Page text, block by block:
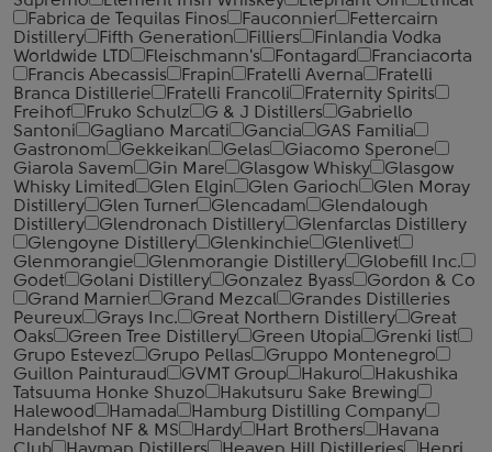
Fabrica de Tequilas Finos
Fauconnier
Fettercairn
Distillery
Fifth Generation Filliers
Finlandia Vodka
Worldwide LTD
Fleischmann's Fontagard
Franciacorta
Francis Abecassis
Frapin Fratelli Averna
Fratelli
Branca Distillerie
Fratelli ‎Francoli
Fraternity Spirits
Freihof
Fruko Schulz G & J Distillers
Gabriello
Santoni
Gagliano Marcati Gancia
GAS Familia
Gastronom
Gekkeikan Gelas
Giacomo Sperone
Giarola Savem
Gin Mare Glasgow Whisky
Glasgow
Whisky Limited
Glen Elgin Glen Garioch
Glen Moray
Distillery
Glen Turner Glencadam
Glendalough
Distillery
Glendronach Distillery
Glenfarclas Distillery
Glengoyne Distillery
Glenkinchie
Glenlivet
Glenmorangie
Glenmorangie Distillery
Globefill Inc.
Godet
Golani Distillery Gonzalez Byass
Gordon & Co
Grand Marnier
Grand Mezcal
Grandes Distilleries
Peureux
Grays Inc. Great Northern Distillery
Great
Oaks
Green Tree Distillery Green Utopia
Grenki list
Grupo Estevez
Grupo Pellas
Gruppo Montenegro
Guillon Painturaud
GVMT Group Hakuro
Hakushika
Tatsuuma Honke Shuzo
Hakutsuru Sake Brewing
Halewood
Hamada
Hamburg Distilling Company
Handelshof NF & MS
Hardy Hart Brothers
Havana